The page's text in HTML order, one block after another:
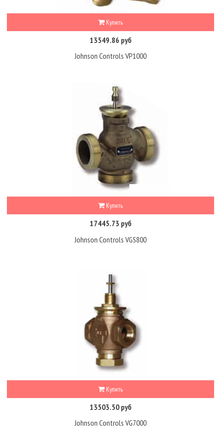
Купить
13549.86 руб
Johnson Controls VP1000
Купить
17445.73 руб
Johnson Controls VGS800
Купить
13503.50 руб
Johnson Controls VG7000